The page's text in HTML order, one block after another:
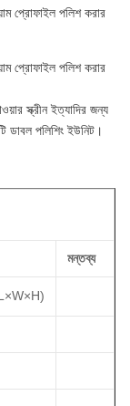
প্রোফাইল পলিশ করার
প্রোফাইল পলিশ করার
স্ক্রীন ইত্যাদির জন্য
ডাবল পলিশিং ইউনিট।
মন্তব্য